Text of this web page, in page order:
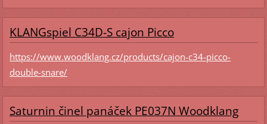
KLANGspiel C34D-S cajon Picco
https://www.woodklang.cz/products/cajon-c34-picco-
double-snare/
Saturnin činel panáček PE037N Woodklang